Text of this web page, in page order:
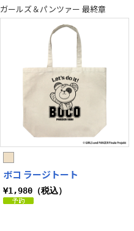
ガールズ＆パンツァー 最終章
ボコ ラージトート
¥1,980（税込）